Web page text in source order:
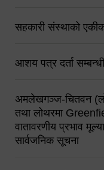
सहकारी संस्थाको
आशय पत्र दर्ता
अमलेखगञ्ज-चितवन
तथा लोथरमा
वातावरणीय प्रभाव
सार्वजनिक सूचना